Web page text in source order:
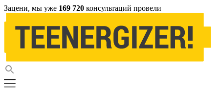
Зацени, мы уже 169 720 консультаций провели